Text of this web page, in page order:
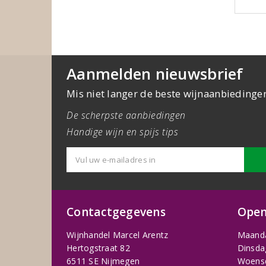
Aanmelden nieuwsbrief
Mis niet langer de beste
De scherpste aanbiedingen
Handige wijn en spijs tips
Contactgegevens
Wijnhandel Marcel Arentz
Hertogstraat 82
6511 SE Nijmegen